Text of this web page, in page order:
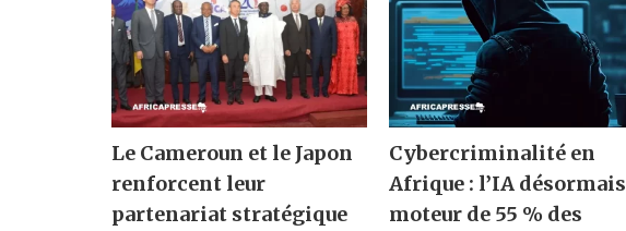
Le Cameroun et le Japon
renforcent leur
partenariat stratégique
Cybercriminalité en
Afrique : l’IA désormais
moteur de 55 % des